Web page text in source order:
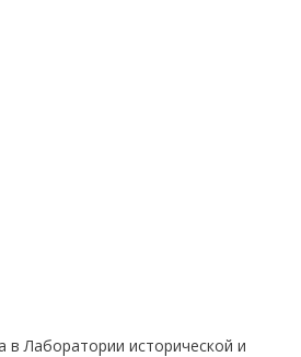
в Лаборатории исторической и